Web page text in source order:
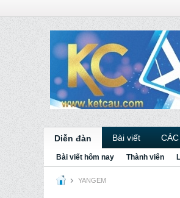
Diễn đàn Bài viết
Bài viết hôm nay Thành viên
YANGEM